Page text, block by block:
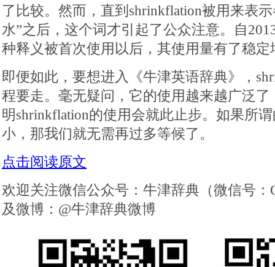
了比较。然而，直到shrinkflation被用来表
水”之后，这个词才引起了公众注意。自
种释义被首次使用以后，其使用量有了稳定
即便如此，要想进入《牛津英语辞典》，
程要走。毫无疑问，它的使用越来越广泛
明shrinkflation的使用会就此止步。如果所
小，那我们就无需再过多等候了。
点击阅读原文
欢迎关注微信公众号：牛津辞典（微信号：
及微博：@牛津辞典微博